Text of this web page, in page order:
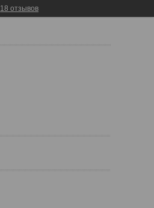
18 отзывов